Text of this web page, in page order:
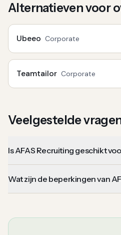
Alternatieven voor
Ubeeo Corporate
Teamtailor Corporate
Veelgestelde
Is AFAS Recruiting geschikt
Wat zijn de beperkingen van